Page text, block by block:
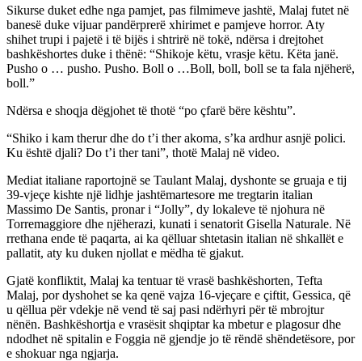
Sikurse duket edhe nga pamjet, pas filmimeve jashtë, Malaj futet në
banesë duke vijuar pandërprerë xhirimet e pamjeve horror. Aty
shihet trupi i pajetë i të bijës i shtrirë në tokë, ndërsa i drejtohet
bashkëshortes duke i thënë: “Shikoje këtu, vrasje këtu. Këta janë.
Pusho o … pusho. Pusho. Boll o …Boll, boll, boll se ta fala njëherë,
boll.”
Ndërsa e shoqja dëgjohet të thotë “po çfarë bëre kështu”.
“Shiko i kam therur dhe do t’i ther akoma, s’ka ardhur asnjë polici.
Ku është djali? Do t’i ther tani”, thotë Malaj në video.
Mediat italiane raportojnë se Taulant Malaj, dyshonte se gruaja e tij
39-vjeçe kishte një lidhje jashtëmartesore me tregtarin italian
Massimo De Santis, pronar i “Jolly”, dy lokaleve të njohura në
Torremaggiore dhe njëherazi, kunati i senatorit Gisella Naturale. Në
rrethana ende të paqarta, ai ka qëlluar shtetasin italian në shkallët e
pallatit, aty ku duken njollat e mëdha të gjakut.
Gjatë konfliktit, Malaj ka tentuar të vrasë bashkëshorten, Tefta
Malaj, por dyshohet se ka qenë vajza 16-vjeçare e çiftit, Gessica, që
u qëllua për vdekje në vend të saj pasi ndërhyri për të mbrojtur
nënën. Bashkëshortja e vrasësit shqiptar ka mbetur e plagosur dhe
ndodhet në spitalin e Foggia në gjendje jo të rëndë shëndetësore, por
e shokuar nga ngjarja.